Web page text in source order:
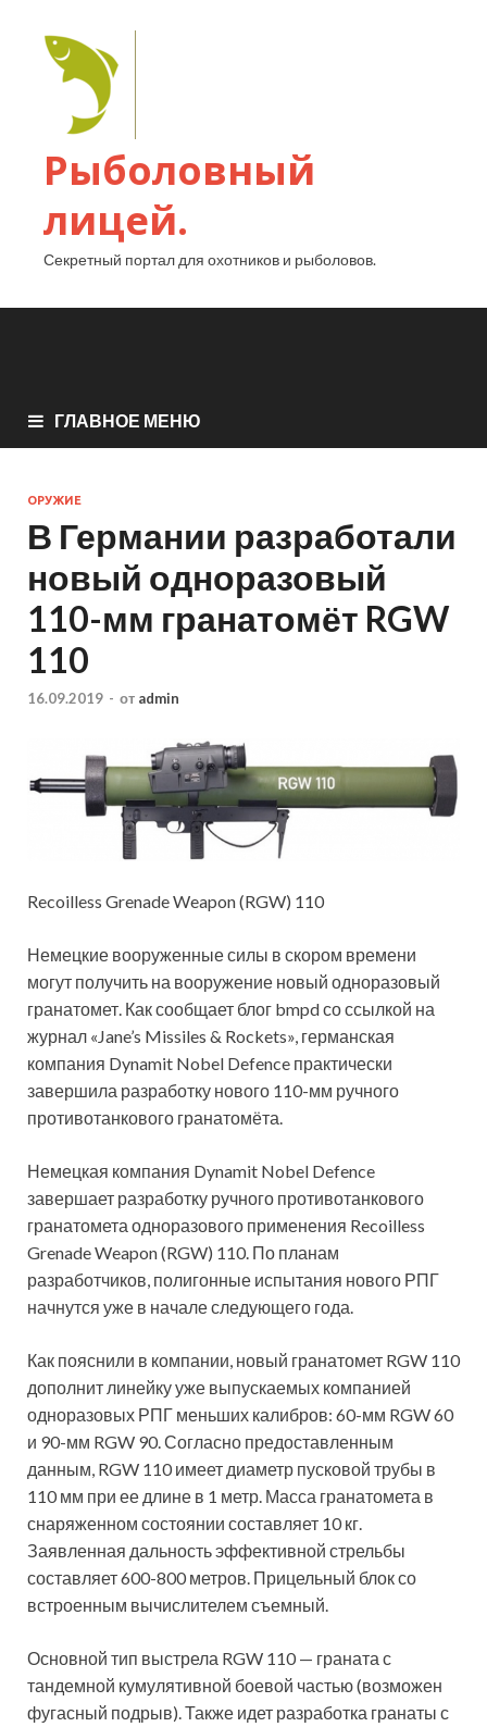
Рыболовный
лицей.
Секретный портал для охотников и рыболовов.
ГЛАВНОЕ МЕНЮ
ОРУЖИЕ
В Германии разработали
новый одноразовый
110-мм гранатомёт RGW
110
16.09.2019 - от admin
Recoilless Grenade Weapon (RGW) 110
Немецкие вооруженные силы в скором времени
могут получить на вооружение новый одноразовый
гранатомет. Как сообщает блог bmpd со ссылкой на
журнал «Jane’s Missiles & Rockets», германская
компания Dynamit Nobel Defence практически
завершила разработку нового 110-мм ручного
противотанкового гранатомёта.
Немецкая компания Dynamit Nobel Defence
завершает разработку ручного противотанкового
гранатомета одноразового применения Recoilless
Grenade Weapon (RGW) 110. По планам
разработчиков, полигонные испытания нового РПГ
начнутся уже в начале следующего года.
Как пояснили в компании, новый гранатомет RGW 110
дополнит линейку уже выпускаемых компанией
одноразовых РПГ меньших калибров: 60-мм RGW 60
и 90-мм RGW 90. Согласно предоставленным
данным, RGW 110 имеет диаметр пусковой трубы в
110 мм при ее длине в 1 метр. Масса гранатомета в
снаряженном состоянии составляет 10 кг.
Заявленная дальность эффективной стрельбы
составляет 600-800 метров. Прицельный блок со
встроенным вычислителем съемный.
Основной тип выстрела RGW 110 — граната с
тандемной кумулятивной боевой частью (возможен
фугасный подрыв). Также идет разработка гранаты с